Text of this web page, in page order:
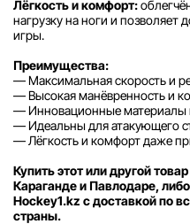
Лёгкость и комфорт:
нагрузку на ноги и позволяет
игры.
Преимущества:
— Максимальная скорость и
— Высокая манёвренность и
— Инновационные материалы
— Идеальны для атакующего
— Лёгкость и комфорт даже
Купить этот или другой
Караганде и Павлодаре,
Hockey1.kz с доставкой по
страны.